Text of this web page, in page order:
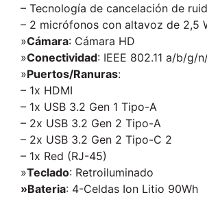
– Tecnología de cancelación de
– 2 micrófonos con altavoz de 2,5
»Cámara: Cámara HD
»Conectividad: IEEE 802.11 a/b/g/
»Puertos/Ranuras:
– 1x HDMI
– 1x USB 3.2 Gen 1 Tipo-A
– 2x USB 3.2 Gen 2 Tipo-A
– 2x USB 3.2 Gen 2 Tipo-C 2
– 1x Red (RJ-45)
»Teclado: Retroiluminado
»Bateria: 4-Celdas Ion Litio 90Wh